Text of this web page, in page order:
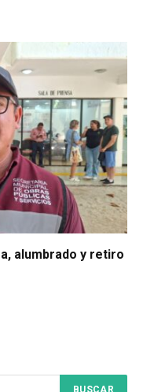
alumbrado y retiro